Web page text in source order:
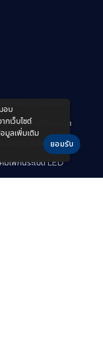
โคมไฟกันระเบิดแบบยาว
มไฟฟลัดไลท์กันระเบิด
โคมไฟไฮเบย์กันระเบิด
มไฟกันระเบิด LED
อบ
กเว็บไซต์
มูลเพิ่มเติม
ยอมรับ